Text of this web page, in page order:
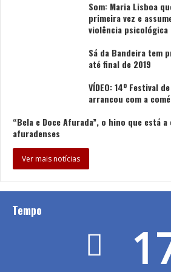
Som: Maria Lisboa
primeira vez e
violência psicológica
Sá da Bandeira tem
até final de 2019
VÍDEO: 14º Festival
arrancou com a
“Bela e Doce Afurada”, o hino que está
afuradenses
Ver mais notícias
Tempo